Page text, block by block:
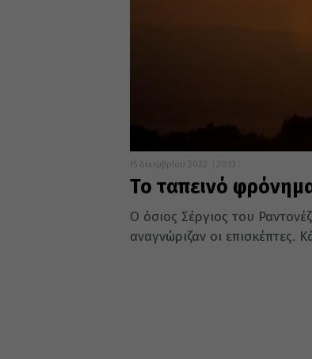
15 Δεκεμβρίου 2022 20:13
Το ταπεινό
Ο όσιος Σέργιος του
αναγνώριζαν οι επισκέπτες.